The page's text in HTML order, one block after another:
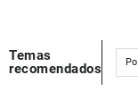
Temas
recomendados